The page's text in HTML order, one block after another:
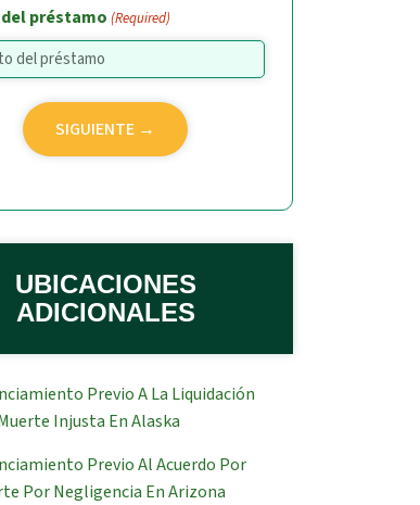
préstamo (Required)
UBICACIONES
ADICIONALES
Previo A La Liquidación
Injusta En Alaska
Previo Al Acuerdo Por
Por Negligencia En Arizona